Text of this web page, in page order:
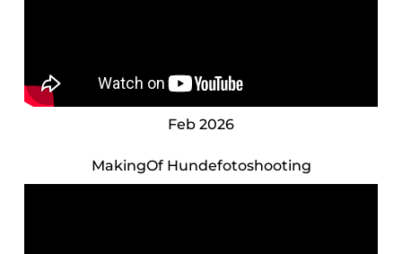
Feb 2026
MakingOf Hundefotoshooting